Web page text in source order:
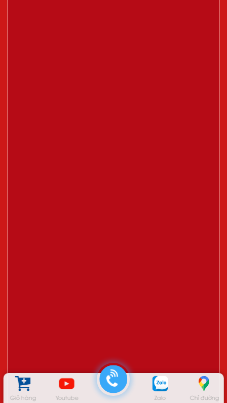
Giỏ hàng Youtube Zalo Chỉ đường